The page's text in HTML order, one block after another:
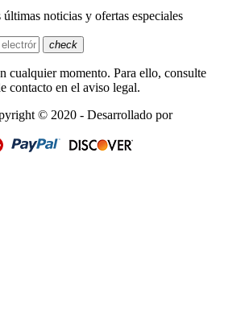
noticias y ofertas especiales
check
cualquier momento. Para ello, consulte
contacto en el aviso legal.
© 2020 - Desarrollado por